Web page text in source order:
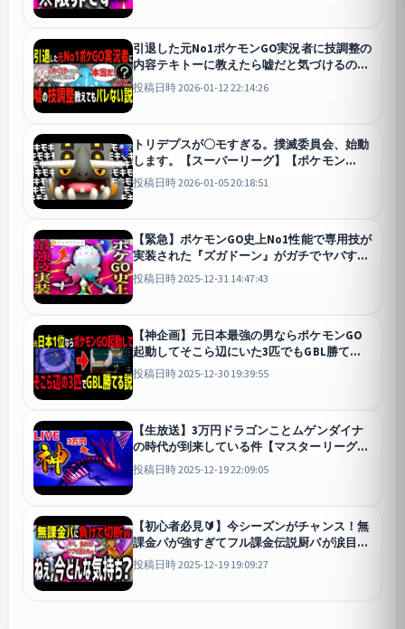
引退した元No1ポケモンGO実況者に技調整の
内容テキトーに教えたら嘘だと気づけるの
か！？wwwww【ハイパーリーグ】【スーパ
ーリーグ】
投稿日時 2026-01-12 22:14:26
トリデプスが〇モすぎる。撲滅委員会、始動
します。【スーパーリーグ】【ポケモン
GO】
GO
投稿日時 2026-01-05 20:18:51
【緊急】ポケモンGO史上No1性能で専用技が
実装された『ズガドーン』がガチでヤバすぎ
るwwwww【スーパーリーグ】
投稿日時 2025-12-31 14:47:43
【神企画】元日本最強の男ならポケモンGO
起動してそこら辺にいた3匹でもGBL勝てる
説！初心者🔰に希望の光をお見せします。
【スーパーリーグ】
投稿日時 2025-12-30 19:39:55
【生放送】3万円ドラゴンことムゲンダイナ
の時代が到来している件【マスターリーグ】
【ポケモンGO】
GO
投稿日時 2025-12-19 22:09:05
【初心者必見🔰】今シーズンがチャンス！無
課金パが強すぎてフル課金伝説厨パが涙目ア
プリ落としで切断してくる件wwwwww【ポ
ケモンGO】【マスターリーグ】
投稿日時 2025-12-19 19:09:27